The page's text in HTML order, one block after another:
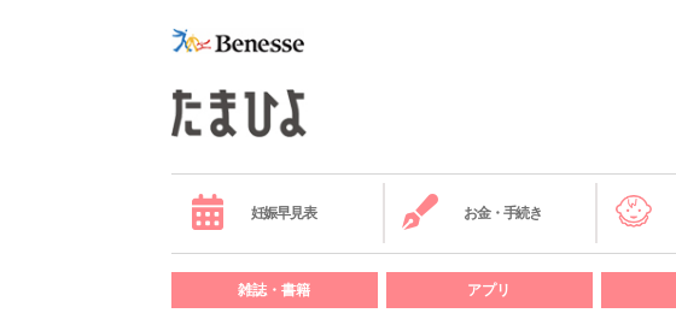
妊娠早見表 お金・手続き
雑誌・書籍 アプリ